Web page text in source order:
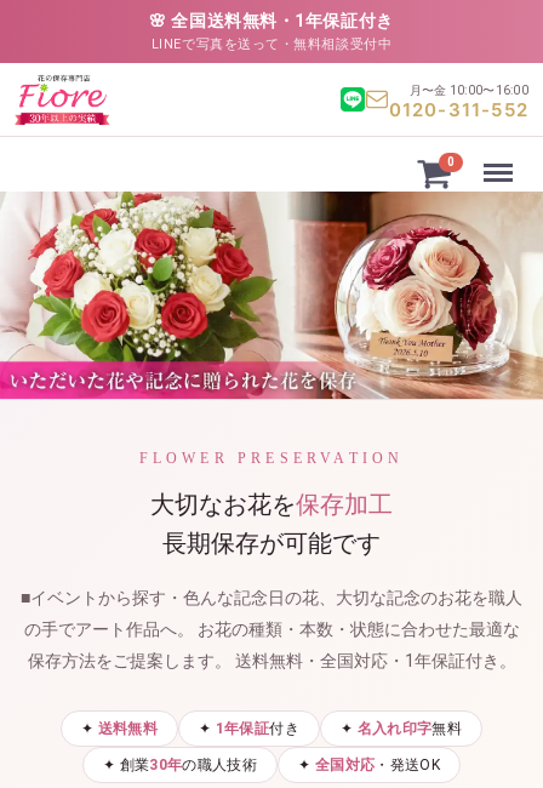
🌸 全国送料無料・1年保証付き
LINEで写真を送って・無料相談受付中
月〜金 10:00〜16:00
0120-311-552
0 Menu
FLOWER PRESERVATION
大切なお花を保存加工
長期保存が可能です
■イベントから探す・色んな記念日の花、大切な記念のお花を職人
の手でアート作品へ。
お花の種類・本数・状態に合わせた最適な
保存方法をご提案します。
送料無料・全国対応・1年保証付き。
✦ 送料無料 ✦ 1年保証付き ✦ 名入れ印字無料
✦ 創業30年の職人技術 ✦ 全国対応 ・発送OK